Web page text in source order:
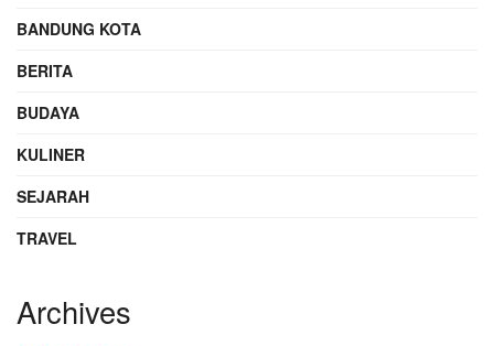
BANDUNG KOTA
BERITA
BUDAYA
KULINER
SEJARAH
TRAVEL
Archives